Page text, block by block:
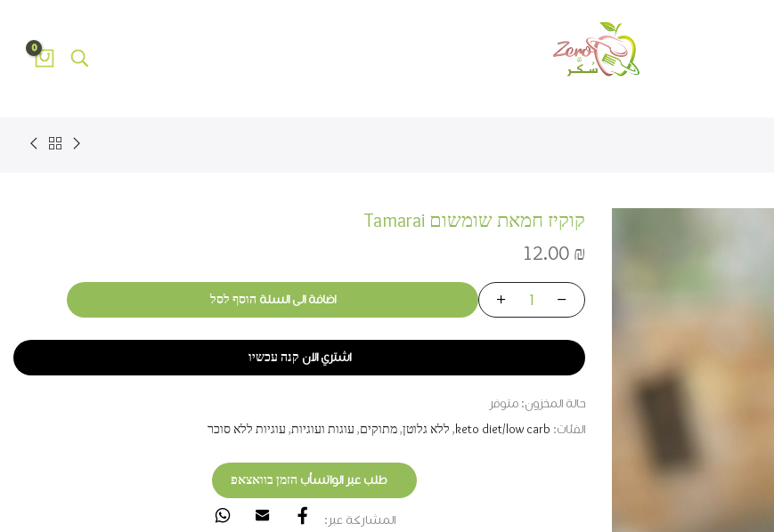
0
קוקיז חמאת שומשום Tamarai
12.00 ₪
اضافة الى السلة הוסף לסל
اشتري الان קנה עכשיו
حالة المخزون: متوفر
الفئات: keto diet/low carb
, ללא גלוטן,מתוקים, עוגות ועוגיות, עוגיות ללא סוכר
طلب عبر الواتسأب הזמן בוואצאפ
المشاركة عبر: